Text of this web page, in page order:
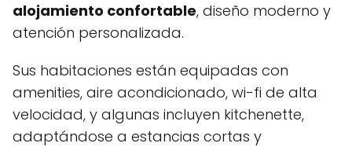
alojamiento confortable, diseño moderno y
atención personalizada.
Sus habitaciones están equipadas con
amenities, aire acondicionado, wi-fi de alta
velocidad, y algunas incluyen kitchenette,
adaptándose a estancias cortas y